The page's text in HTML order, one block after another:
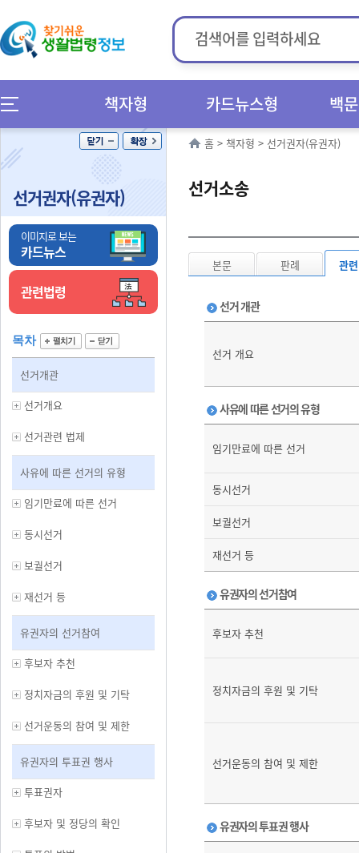
책자형 카드뉴스형 백
선거권자(유권자)
이미지로 보는
카드뉴스
관련법령
목차
선거개관
선거개요
선거관련 법제
사유에 따른 선거의 유형
임기만료에 따른 선거
동시선거
보궐선거
재선거 등
유권자의 선거참여
후보자 추천
정치자금의 후원 및 기탁
선거운동의 참여 및 제한
유권자의 투표권 행사
투표권자
후보자 및 정당의 확인
홈 > 책자형 > 선거권자(유권자)
선거소송
본문 판례 관
선거 개관
선거 개요
사유에 따른 선거의 유형
임기만료에 따른 선거
동시선거
보궐선거
재선거 등
유권자의 선거참여
후보자 추천
정치자금의 후원 및 기탁
선거운동의 참여 및 제한
유권자의 투표권 행사